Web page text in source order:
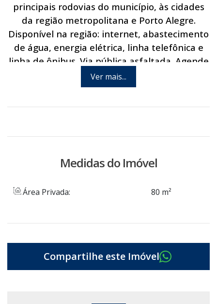
principais rodovias do município, às cidades
da região metropolitana e Porto Alegre.
Disponível na região: internet, abastecimento
de água, energia elétrica, linha telefônica e
linha de ônibus. Via pública asfaltada. Agende
hoje mesmo uma visita com um de nossos
consultores.
Ver mais...
Medidas do Imóvel
Área Privada: 80 m²